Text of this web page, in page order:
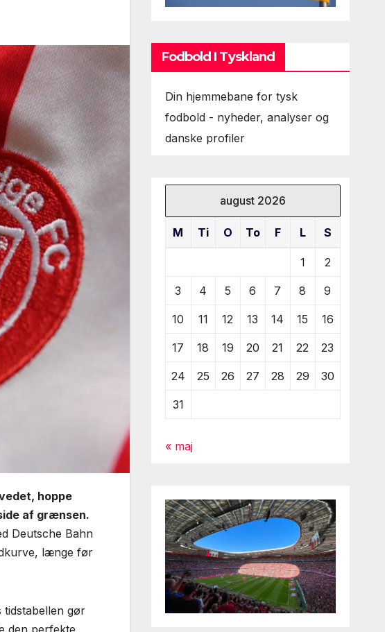
hoppe
af grænsen.
Deutsche Bahn
længe før
gør
Fodbold I Tyskland
Din hjemmebane for tysk
fodbold - nyheder, analyser og
danske profiler
august 2026
M Ti O To F L S
1 2
3 4 5 6 7 8 9
10 11 12 13 14 15 16
17 18 19 20 21 22 23
24 25 26 27 28 29 30
31
« maj